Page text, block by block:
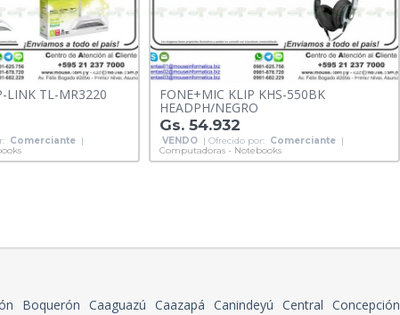
LINK TL-MR3220
Comerciante |
FONE+MIC KLIP KHS-550BK
HEADPH/NEGRO
Gs. 54.932
VENDO | Ofrecido por: Comerciante |
Computadoras - Notebooks
Boquerón Caaguazú Caazapá Canindeyú Central Concepción